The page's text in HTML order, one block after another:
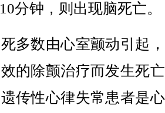
分钟，则出现脑死亡。
数由心室颤动引起
的除颤治疗而发生死
传性心律失常患者是